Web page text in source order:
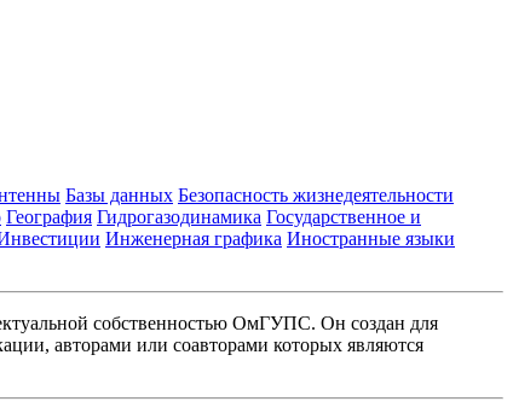
Базы данных Безопасность жизнедеятельности
География Гидрогазодинамика Государственное и
Инженерная графика Иностранные языки
собственностью ОмГУПС. Он создан для
авторами или соавторами которых являются